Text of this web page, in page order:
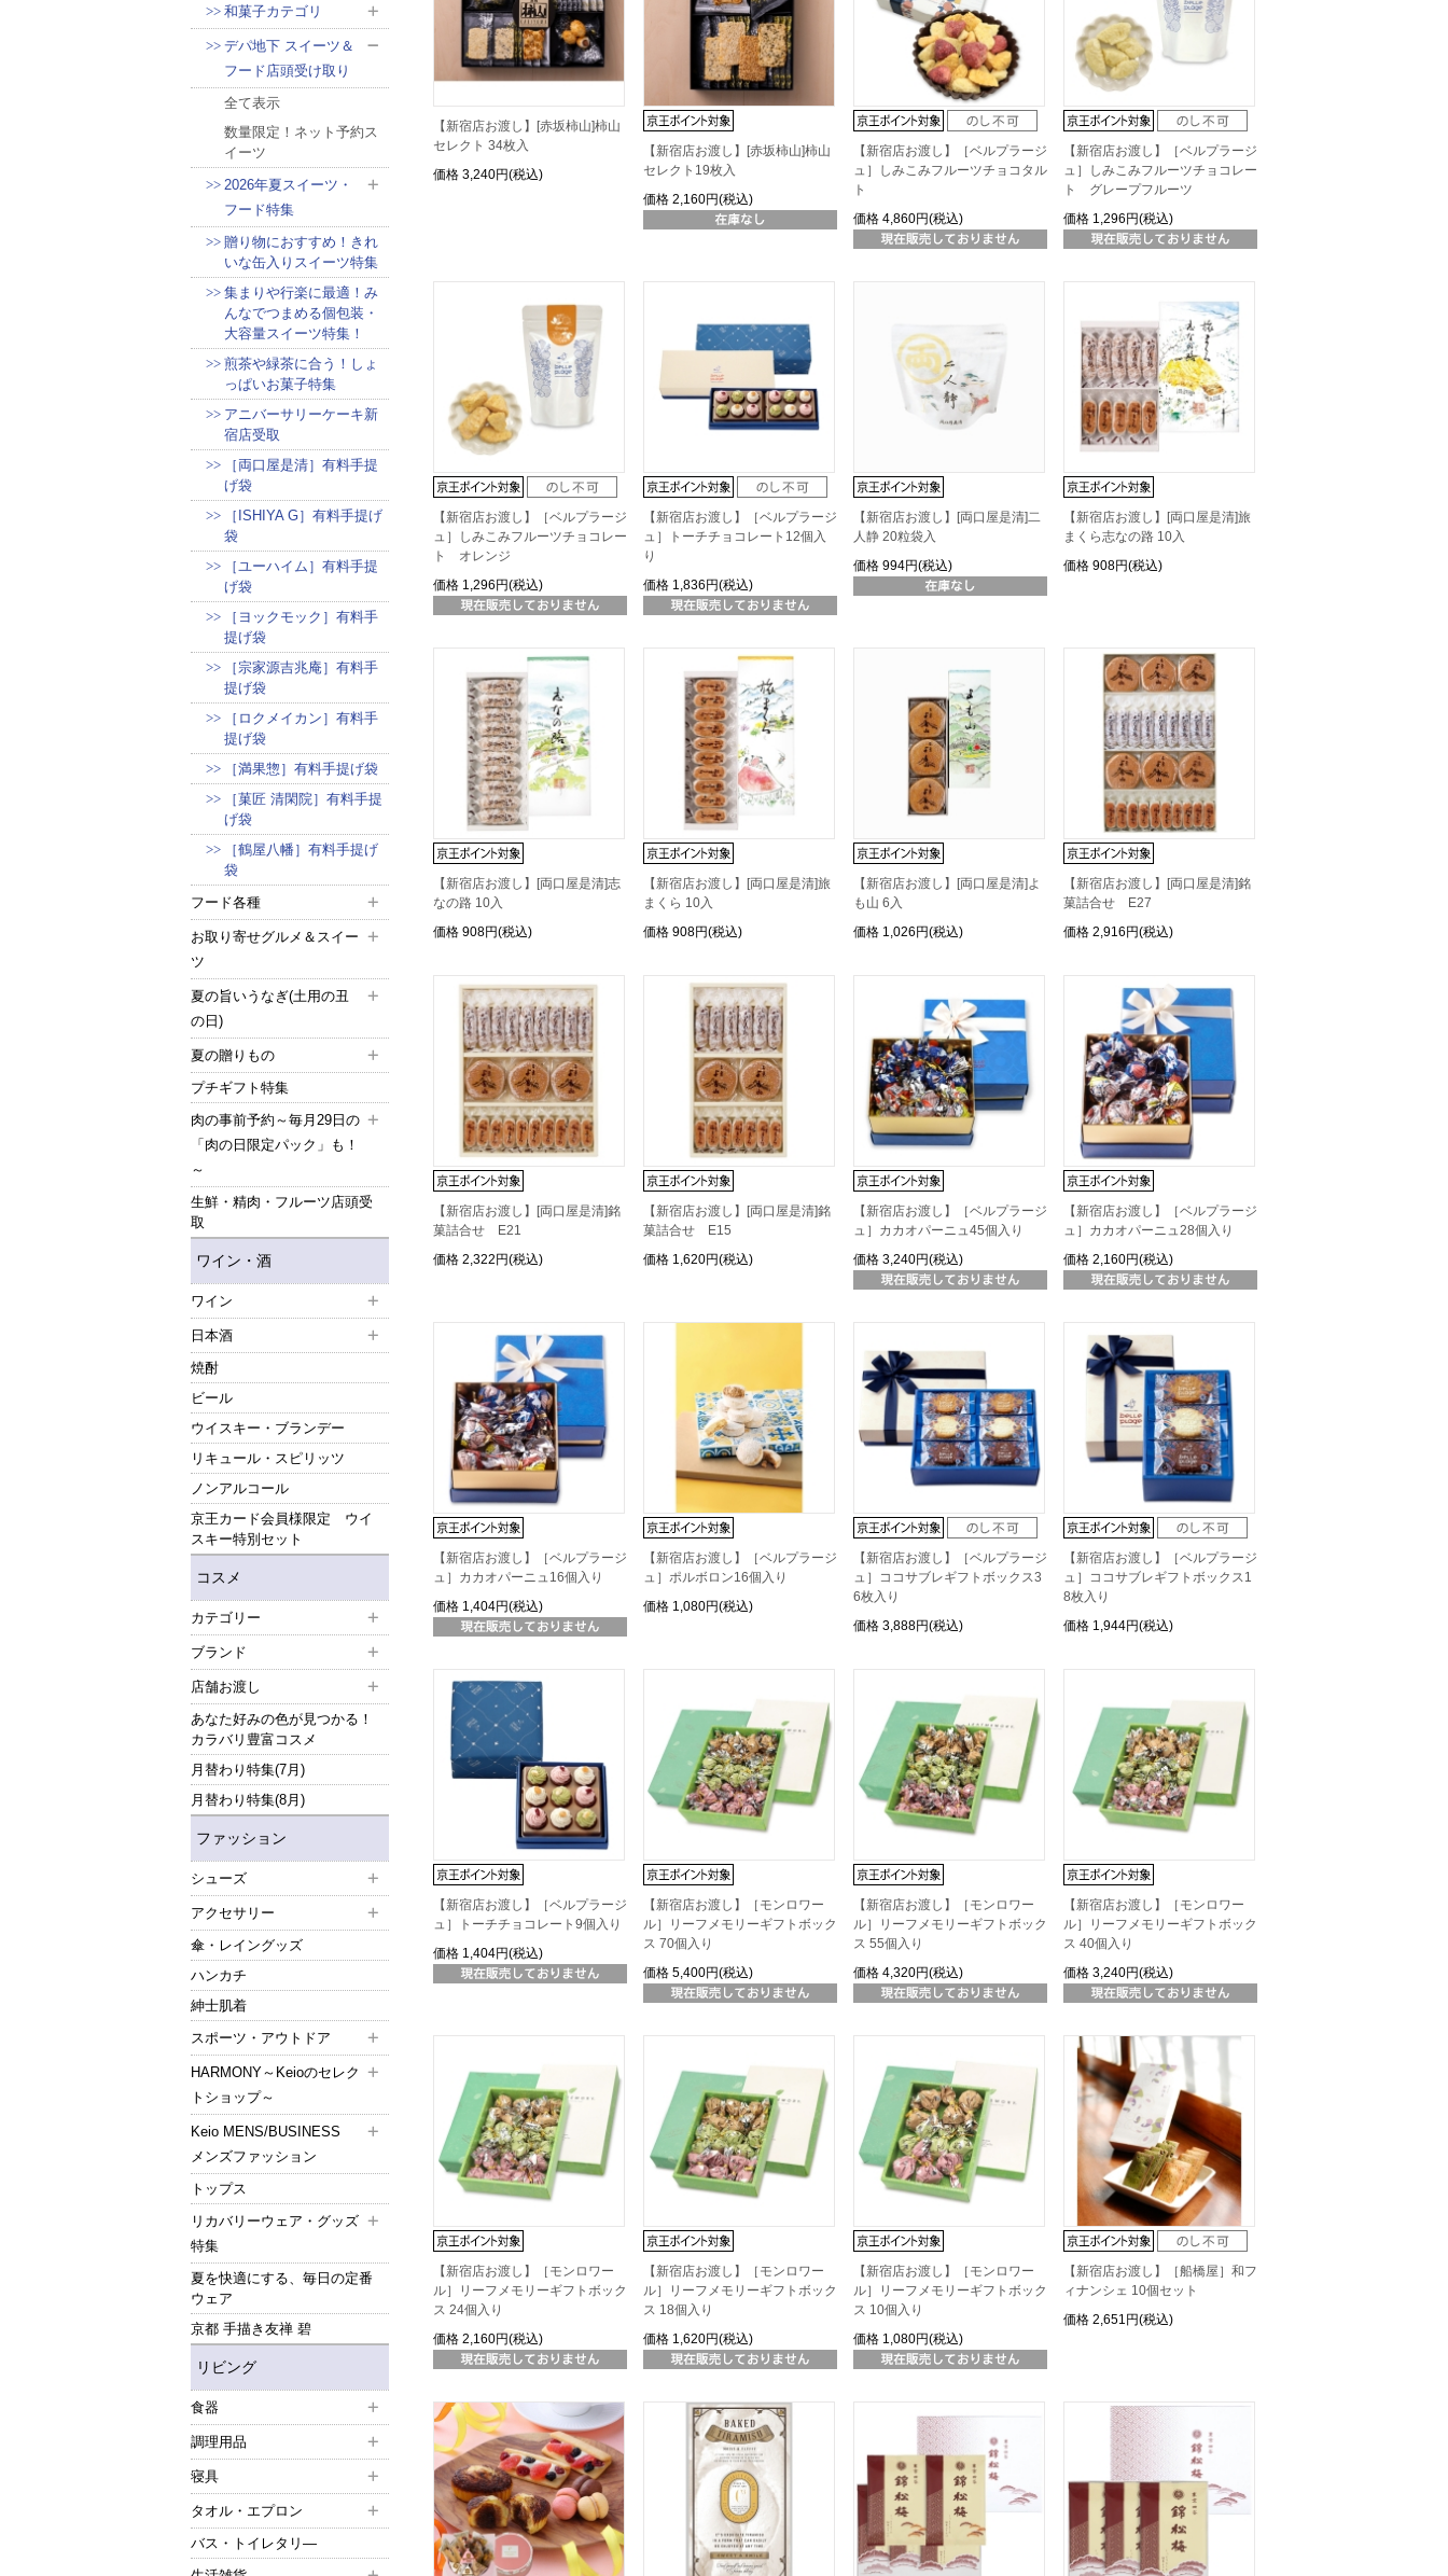
和菓子カテゴリ
デパ地下 スイーツ＆
フード店頭受け取り
全て表示
数量限定！ネット予約ス
イーツ
2026年夏スイーツ・
フード特集
贈り物におすすめ！きれ
いな缶入りスイーツ特集
集まりや行楽に最適！み
んなでつまめる個包装・
大容量スイーツ特集！
煎茶や緑茶に合う！しょ
っぱいお菓子特集
アニバーサリーケーキ新
宿店受取
［両口屋是清］有料手提
げ袋
［ISHIYA G］有料手提げ
袋
［ユーハイム］有料手提
げ袋
［ヨックモック］有料手
提げ袋
［宗家源吉兆庵］有料手
提げ袋
［ロクメイカン］有料手
提げ袋
［満果惣］有料手提げ袋
［菓匠 清閑院］有料手提
げ袋
［鶴屋八幡］有料手提げ
袋
フード各種
お取り寄せグルメ＆スイー
ツ
夏の旨いうなぎ(土用の丑
の日)
夏の贈りもの
プチギフト特集
肉の事前予約～毎月29日の
「肉の日限定パック」も！
～
生鮮・精肉・フルーツ店頭受
取
ワイン・酒
ワイン
日本酒
焼酎
ビール
ウイスキー・ブランデー
リキュール・スピリッツ
ノンアルコール
京王カード会員様限定 ウイ
スキー特別セット
コスメ
カテゴリー
ブランド
店舗お渡し
あなた好みの色が見つかる！
カラバリ豊富コスメ
月替わり特集(7月)
月替わり特集(8月)
ファッション
シューズ
アクセサリー
傘・レイングッズ
ハンカチ
紳士肌着
スポーツ・アウトドア
HARMONY～Keioのセレク
トショップ～
Keio MENS/BUSINESS
メンズファッション
トップス
リカバリーウェア・グッズ
特集
夏を快適にする、毎日の定番
ウェア
京都 手描き友禅 碧
リビング
食器
調理用品
寝具
タオル・エプロン
バス・トイレタリ―
【新宿店お渡し】[赤坂柿山]柿山
セレクト 34枚入
価格 3,240円(税込)
【新宿店お渡し】[赤坂柿山]柿山
セレクト19枚入
価格 2,160円(税込)
【新宿店お渡し】［ベルプラージ
ュ］しみこみフルーツチョコタル
ト
価格 4,860円(税込)
【新宿店お渡し】［ベルプラージ
ュ］しみこみフルーツチョコレー
ト グレープフルーツ
価格 1,296円(税込)
【新宿店お渡し】［ベルプラージ
ュ］しみこみフルーツチョコレー
ト オレンジ
価格 1,296円(税込)
【新宿店お渡し】［ベルプラージ
ュ］トーチチョコレート12個入
り
価格 1,836円(税込)
【新宿店お渡し】[両口屋是清]二
人静 20粒袋入
価格 994円(税込)
【新宿店お渡し】[両口屋是清]旅
まくら志なの路 10入
価格 908円(税込)
【新宿店お渡し】[両口屋是清]志
なの路 10入
価格 908円(税込)
【新宿店お渡し】[両口屋是清]旅
まくら 10入
価格 908円(税込)
【新宿店お渡し】[両口屋是清]よ
も山 6入
価格 1,026円(税込)
【新宿店お渡し】[両口屋是清]銘
菓詰合せ E27
価格 2,916円(税込)
【新宿店お渡し】[両口屋是清]銘
菓詰合せ E21
価格 2,322円(税込)
【新宿店お渡し】[両口屋是清]銘
菓詰合せ E15
価格 1,620円(税込)
【新宿店お渡し】［ベルプラージ
ュ］カカオパーニュ45個入り
価格 3,240円(税込)
【新宿店お渡し】［ベルプラージ
ュ］カカオパーニュ28個入り
価格 2,160円(税込)
【新宿店お渡し】［ベルプラージ
ュ］カカオパーニュ16個入り
価格 1,404円(税込)
【新宿店お渡し】［ベルプラージ
ュ］ポルボロン16個入り
価格 1,080円(税込)
【新宿店お渡し】［ベルプラージ
ュ］ココサブレギフトボックス3
6枚入り
価格 3,888円(税込)
【新宿店お渡し】［ベルプラージ
ュ］ココサブレギフトボックス1
8枚入り
価格 1,944円(税込)
【新宿店お渡し】［ベルプラージ
ュ］トーチチョコレート9個入り
価格 1,404円(税込)
【新宿店お渡し】［モンロワー
ル］リーフメモリーギフトボック
ス 70個入り
価格 5,400円(税込)
【新宿店お渡し】［モンロワー
ル］リーフメモリーギフトボック
ス 55個入り
価格 4,320円(税込)
【新宿店お渡し】［モンロワー
ル］リーフメモリーギフトボック
ス 40個入り
価格 3,240円(税込)
【新宿店お渡し】［モンロワー
ル］リーフメモリーギフトボック
ス 24個入り
価格 2,160円(税込)
【新宿店お渡し】［モンロワー
ル］リーフメモリーギフトボック
ス 18個入り
価格 1,620円(税込)
【新宿店お渡し】［モンロワー
ル］リーフメモリーギフトボック
ス 10個入り
価格 1,080円(税込)
【新宿店お渡し】［船橋屋］和フ
ィナンシェ 10個セット
価格 2,651円(税込)